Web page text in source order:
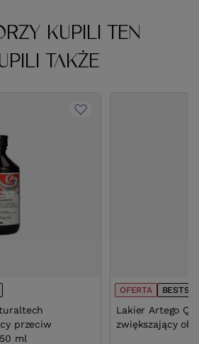
KUPILI TEN
TAKŻE
przeciw
ml
OFERTA
Lakier Artego
zwiększający